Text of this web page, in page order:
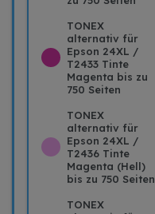
TONEX
alternativ für
Epson 24XL /
T2433 Tinte
Magenta bis zu
750 Seiten
TONEX
alternativ für
Epson 24XL /
T2436 Tinte
Magenta (Hell)
bis zu 750 Seiten
TONEX